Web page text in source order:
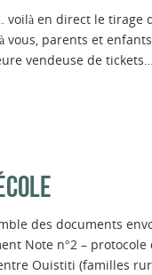
voilà en direct le tirage
vous, parents et
vendeuse de
des documents
Note n°2 –
Ouistiti (familles